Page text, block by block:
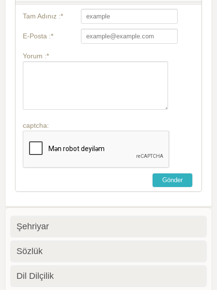
Tam Adınız :*
E-Posta :*
Yorum :*
captcha:
Şehriyar
Sözlük
Dil Dilçilik